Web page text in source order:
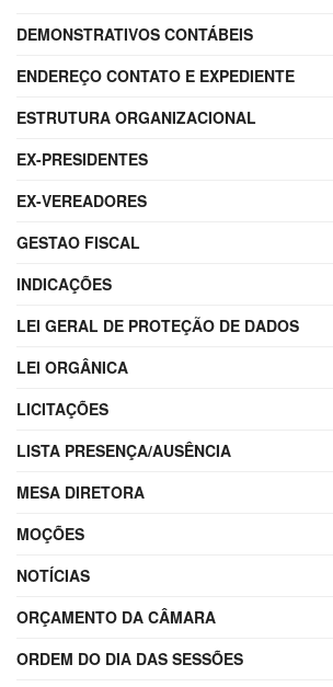
DEMONSTRATIVOS CONTÁBEIS
ENDEREÇO CONTATO E EXPEDIENTE
ESTRUTURA ORGANIZACIONAL
EX-PRESIDENTES
EX-VEREADORES
GESTAO FISCAL
INDICAÇÕES
LEI GERAL DE PROTEÇÃO DE DADOS
LEI ORGÂNICA
LICITAÇÕES
LISTA PRESENÇA/AUSÊNCIA
MESA DIRETORA
MOÇÕES
NOTÍCIAS
ORÇAMENTO DA CÂMARA
ORDEM DO DIA DAS SESSÕES